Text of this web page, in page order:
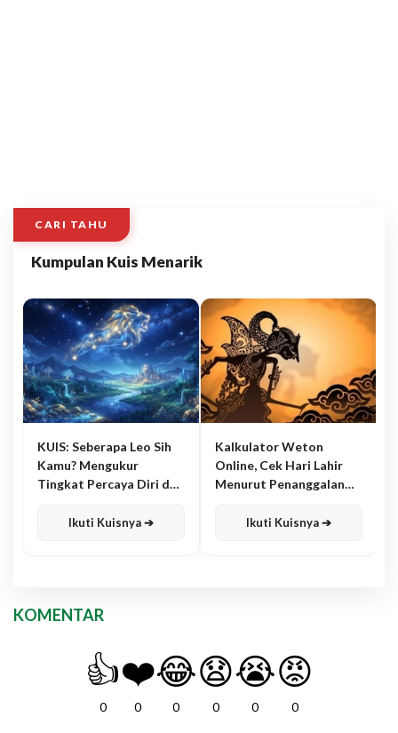
CARI TAHU
Kumpulan Kuis Menarik
KUIS: Seberapa Leo Sih
Kamu? Mengukur
Tingkat Percaya Diri dan
Ikuti Kuisnya ➔
Kalkulator Weton
Online, Cek Hari Lahir
Menurut Penanggalan
Ikuti Kuisnya ➔
KOMENTAR
👍
0
❤️
0
😂
0
😧
0
😭
0
😡
0